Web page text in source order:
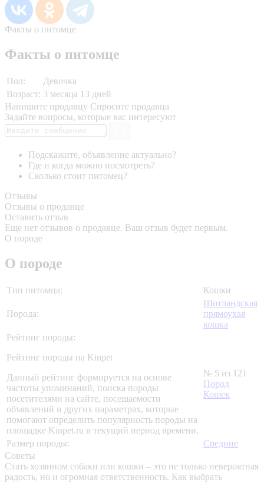
Факты о питомце
Факты о питомце
Пол:
Девочка
Возраст: 3 месяца 13 дней
Напишите продавцу Спросите продавца
Задайте вопросы, которые вас интересуют
Подскажите, объявление актуально?
Где и когда можно посмотреть?
Сколько стоит питомец?
Отзывы
Отзывы о продавце
Оставить отзыв
Еще нет отзывов о продавце. Ваш отзыв будет первым.
О породе
О породе
Тип питомца: Кошки
Порода:
Шотландская
прямоухая
кошка
Рейтинг породы:
Рейтинг породы на Kinpet
Данный рейтинг формируется на основе
частоты упоминаний, поиска породы
посетителями на сайте, посещаемости
объявлений и других параметрах, которые
помогают определить популярность породы на
площадке Kinpet.ru в текущий период времени.
№ 5 из 121
Пород
Кошек
Размер породы:
Средние
Советы
Стать хозяином собаки или кошки – это не только невероятная
радость, но и огромная ответственность. Как выбрать